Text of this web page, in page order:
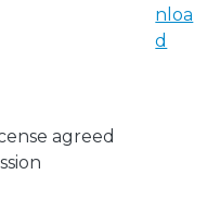
agreed
nloa
d